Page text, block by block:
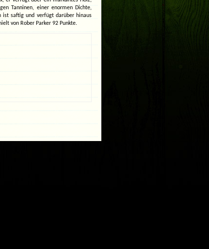
Tanninen, einer enormen Dichte,
ist saftig und verfügt darüber hinaus
von Rober Parker 92 Punkte.